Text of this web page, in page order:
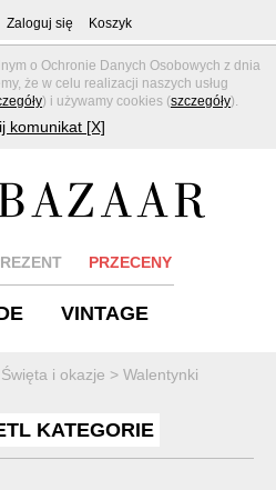
o Ochronie Danych Osobowych z dnia
że w celu realizacji naszych usług
) i używamy cookies (szczegóły).
komunikat [X]
Zaloguj się Koszyk
PRZECENY
VINTAGE
Święta i okazje > Walentynki
KATEGORIE